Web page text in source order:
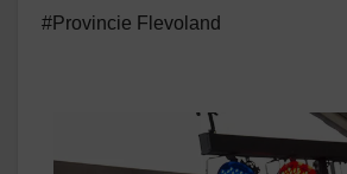
#Provincie Flevoland